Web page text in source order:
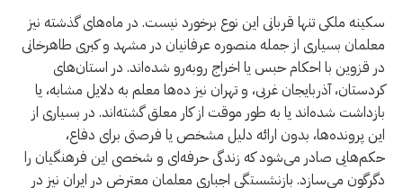
سکینه ملکی تنها قربانی این نوع برخورد نیست. در ماه‌های گذشته نیز
معلمان بسیاری از جمله منصوره عرفانیان در مشهد و کبری طاهرخانی
در قزوین با احکام حبس یا اخراج روبه‌رو شده‌اند. در استان‌های
کردستان، آذربایجان غربی، و تهران نیز ده‌ها معلم به دلایل مشابه، یا
بازداشت شده‌اند یا به طور موقت از کار معلق گشته‌اند. در بسیاری از
این پرونده‌ها، بدون ارائه دلیل مشخص یا فرصتی برای دفاع،
حکم‌هایی صادر می‌شود که زندگی حرفه‌ای و شخصی این فرهنگیان را
دگرگون می‌سازد. بازنشستگی اجباری معلمان معترض در ایران نیز در